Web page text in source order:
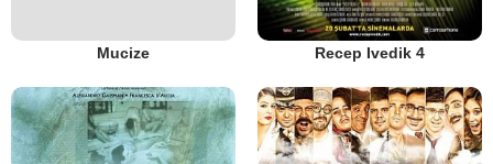
Mucize Recep Ivedik 4